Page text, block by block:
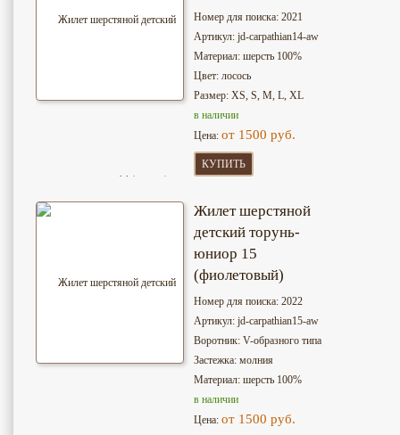
Номер для поиска: 2021
Артикул: jd-сarpathian14-aw
Материал: шерсть 100%
Цвет: лосось
Размер: XS, S, M, L, XL
в наличии
Цена: от 1500 руб.
КУПИТЬ
Жилет шерстяной
детский торунь-
юниор 15
(фиолетовый)
Номер для поиска: 2022
Артикул: jd-сarpathian15-aw
Воротник: V-образного типа
Застежка: молния
Материал: шерсть 100%
в наличии
Цена: от 1500 руб.